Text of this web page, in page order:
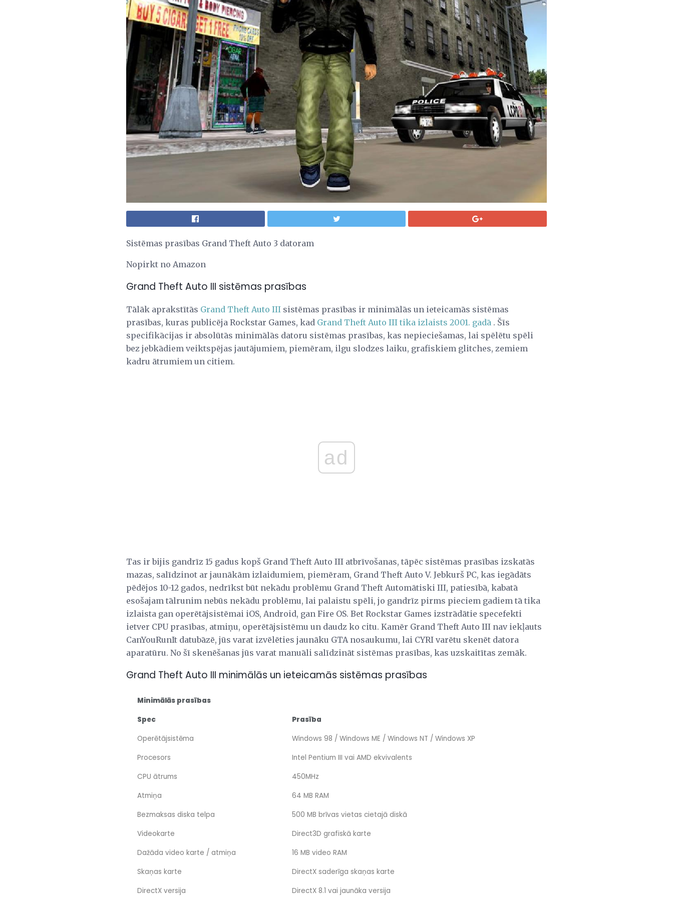
Sistēmas prasības Grand Theft Auto 3 datoram
Nopirkt no Amazon
Grand Theft Auto III sistēmas prasības
Tālāk aprakstītās Grand Theft Auto III sistēmas prasības ir minimālās un ieteicamās sistēmas
prasības, kuras publicēja Rockstar Games, kad Grand Theft Auto III tika izlaists 2001. gadā . Šīs
specifikācijas ir absolūtās minimālās datoru sistēmas prasības, kas nepieciešamas, lai spēlētu spēli
bez jebkādiem veiktspējas jautājumiem, piemēram, ilgu slodzes laiku, grafiskiem glitches, zemiem
kadru ātrumiem un citiem.
ad
Tas ir bijis gandrīz 15 gadus kopš Grand Theft Auto III atbrīvošanas, tāpēc sistēmas prasības izskatās
mazas, salīdzinot ar jaunākām izlaidumiem, piemēram, Grand Theft Auto V. Jebkurš PC, kas iegādāts
pēdējos 10-12 gados, nedrīkst būt nekādu problēmu Grand Theft Automātiski III, patiesībā, kabatā
esošajam tālrunim nebūs nekādu problēmu, lai palaistu spēli, jo gandrīz pirms pieciem gadiem tā tika
izlaista gan operētājsistēmai iOS, Android, gan Fire OS. Bet Rockstar Games izstrādātie specefekti
ietver CPU prasības, atmiņu, operētājsistēmu un daudz ko citu. Kamēr Grand Theft Auto III nav iekļauts
CanYouRunIt datubāzē, jūs varat izvēlēties jaunāku GTA nosaukumu, lai CYRI varētu skenēt datora
aparatūru. No šī skenēšanas jūs varat manuāli salīdzināt sistēmas prasības, kas uzskaitītas zemāk.
Grand Theft Auto III minimālās un ieteicamās sistēmas prasības
Minimālās prasības
Spec
Prasība
Operētājsistēma
Windows 98 / Windows ME / Windows NT / Windows XP
Procesors
Intel Pentium III vai AMD ekvivalents
CPU ātrums
450MHz
Atmiņa
64 MB RAM
Bezmaksas diska telpa
500 MB brīvas vietas cietajā diskā
Videokarte
Direct3D grafiskā karte
Dažāda video karte / atmiņa
16 MB video RAM
Skaņas karte
DirectX saderīga skaņas karte
DirectX versija
DirectX 8.1 vai jaunāka versija